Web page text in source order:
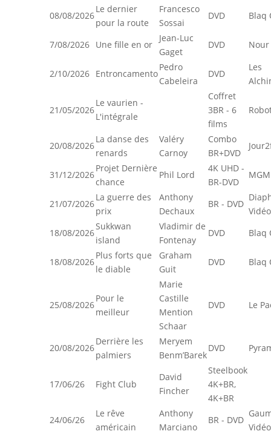
08/08/2026
Le dernier
pour la route
Francesco
Sossai
DVD Blaq
7/08/2026 Une fille en or
Jean-Luc
Gaget
DVD Nour
2/10/2026 Entroncamento
Pedro
Cabeleira
DVD
Les
21/05/2026
Le vaurien -
L'intégrale
Coffret
3BR - 6
films
20/08/2026
La danse des
renards
Valéry
Carnoy
Combo
BR+DVD
31/12/2026
Projet Dernière
chance
Phil Lord
4K UHD -
BR-DVD
MGM
21/07/2026
La guerre des
prix
Anthony
Dechaux
BR - DVD
Vidéo
18/08/2026
Sukkwan
island
Vladimir de
Fontenay
DVD Blaq
18/08/2026
Plus forts que
le diable
Graham
Guit
DVD Blaq
25/08/2026
Pour le
meilleur
Marie
Castille
Mention
Schaar
DVD Le
20/08/2026
Derrière les
palmiers
Meryem
Benm’Barek
DVD
17/06/26 Fight Club
David
Fincher
Steelbook
4K+BR,
4K+BR
24/06/26
Le rêve
américain
Anthony
Marciano
BR - DVD
Vidéo